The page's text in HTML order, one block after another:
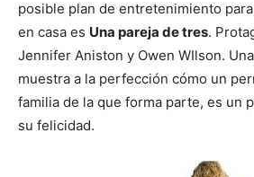
de
Perros
posible plan de entretenimiento
en casa es Una pareja de tres.
Jennifer Aniston y Owen WIlson.
muestra a la perfección cómo un
familia de la que forma parte, es un
su felicidad.